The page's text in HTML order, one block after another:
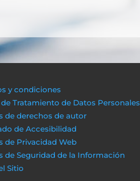
y condiciones
Tratamiento de Datos Personales
de derechos de autor
de Accesibilidad
de Privacidad Web
de Seguridad de la Información
Sitio